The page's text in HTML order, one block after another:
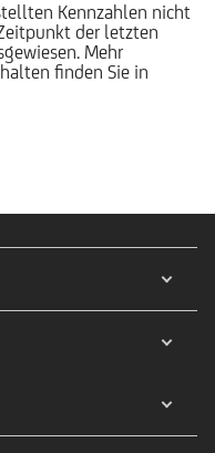
Kennzahlen nicht
der letzten
Mehr
finden Sie in